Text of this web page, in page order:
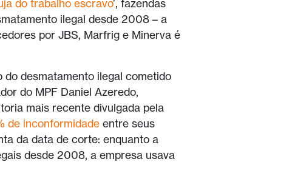
do trabalho escravo’, fazendas
ilegal desde 2008 – a
por JBS, Marfrig e Minerva é
desmatamento ilegal cometido
do MPF Daniel Azeredo,
mais recente divulgada pela
de inconformidade entre seus
da data de corte: enquanto a
desde 2008, a empresa usava